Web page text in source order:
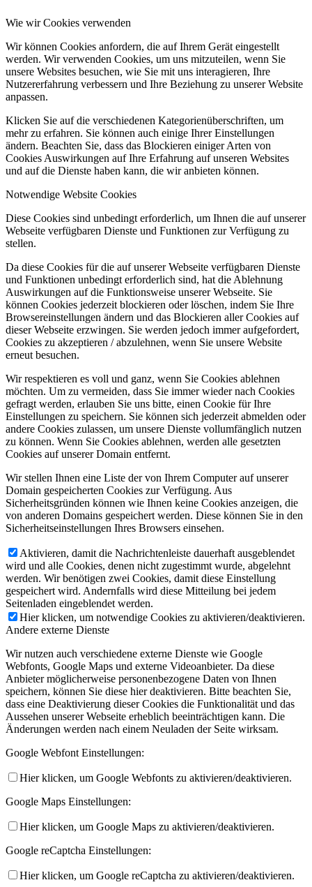
Wie wir Cookies verwenden
Wir können Cookies anfordern, die auf Ihrem Gerät eingestellt
werden. Wir verwenden Cookies, um uns mitzuteilen, wenn Sie
unsere Websites besuchen, wie Sie mit uns interagieren, Ihre
Nutzererfahrung verbessern und Ihre Beziehung zu unserer Website
anpassen.
Klicken Sie auf die verschiedenen Kategorienüberschriften, um
mehr zu erfahren. Sie können auch einige Ihrer Einstellungen
ändern. Beachten Sie, dass das Blockieren einiger Arten von
Cookies Auswirkungen auf Ihre Erfahrung auf unseren Websites
und auf die Dienste haben kann, die wir anbieten können.
Notwendige Website Cookies
Diese Cookies sind unbedingt erforderlich, um Ihnen die auf unserer
Webseite verfügbaren Dienste und Funktionen zur Verfügung zu
stellen.
Da diese Cookies für die auf unserer Webseite verfügbaren Dienste
und Funktionen unbedingt erforderlich sind, hat die Ablehnung
Auswirkungen auf die Funktionsweise unserer Webseite. Sie
können Cookies jederzeit blockieren oder löschen, indem Sie Ihre
Browsereinstellungen ändern und das Blockieren aller Cookies auf
dieser Webseite erzwingen. Sie werden jedoch immer aufgefordert,
Cookies zu akzeptieren / abzulehnen, wenn Sie unsere Website
erneut besuchen.
Wir respektieren es voll und ganz, wenn Sie Cookies ablehnen
möchten. Um zu vermeiden, dass Sie immer wieder nach Cookies
gefragt werden, erlauben Sie uns bitte, einen Cookie für Ihre
Einstellungen zu speichern. Sie können sich jederzeit abmelden oder
andere Cookies zulassen, um unsere Dienste vollumfänglich nutzen
zu können. Wenn Sie Cookies ablehnen, werden alle gesetzten
Cookies auf unserer Domain entfernt.
Wir stellen Ihnen eine Liste der von Ihrem Computer auf unserer
Domain gespeicherten Cookies zur Verfügung. Aus
Sicherheitsgründen können wie Ihnen keine Cookies anzeigen, die
von anderen Domains gespeichert werden. Diese können Sie in den
Sicherheitseinstellungen Ihres Browsers einsehen.
Aktivieren, damit die Nachrichtenleiste dauerhaft ausgeblendet
wird und alle Cookies, denen nicht zugestimmt wurde, abgelehnt
werden. Wir benötigen zwei Cookies, damit diese Einstellung
gespeichert wird. Andernfalls wird diese Mitteilung bei jedem
Seitenladen eingeblendet werden.
Hier klicken, um notwendige Cookies zu aktivieren/deaktivieren.
Andere externe Dienste
Wir nutzen auch verschiedene externe Dienste wie Google
Webfonts, Google Maps und externe Videoanbieter. Da diese
Anbieter möglicherweise personenbezogene Daten von Ihnen
speichern, können Sie diese hier deaktivieren. Bitte beachten Sie,
dass eine Deaktivierung dieser Cookies die Funktionalität und das
Aussehen unserer Webseite erheblich beeinträchtigen kann. Die
Änderungen werden nach einem Neuladen der Seite wirksam.
Google Webfont Einstellungen:
Hier klicken, um Google Webfonts zu aktivieren/deaktivieren.
Google Maps Einstellungen:
Hier klicken, um Google Maps zu aktivieren/deaktivieren.
Google reCaptcha Einstellungen:
Hier klicken, um Google reCaptcha zu aktivieren/deaktivieren.